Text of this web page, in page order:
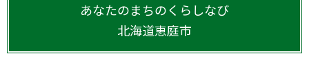
あなたのまちのくらしなび
北海道恵庭市